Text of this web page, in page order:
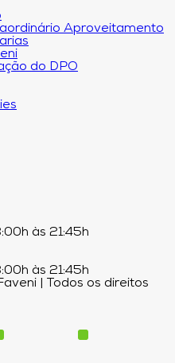
Aproveitamento
do DPO
às 21:45h
às 21:45h
| Todos os direitos